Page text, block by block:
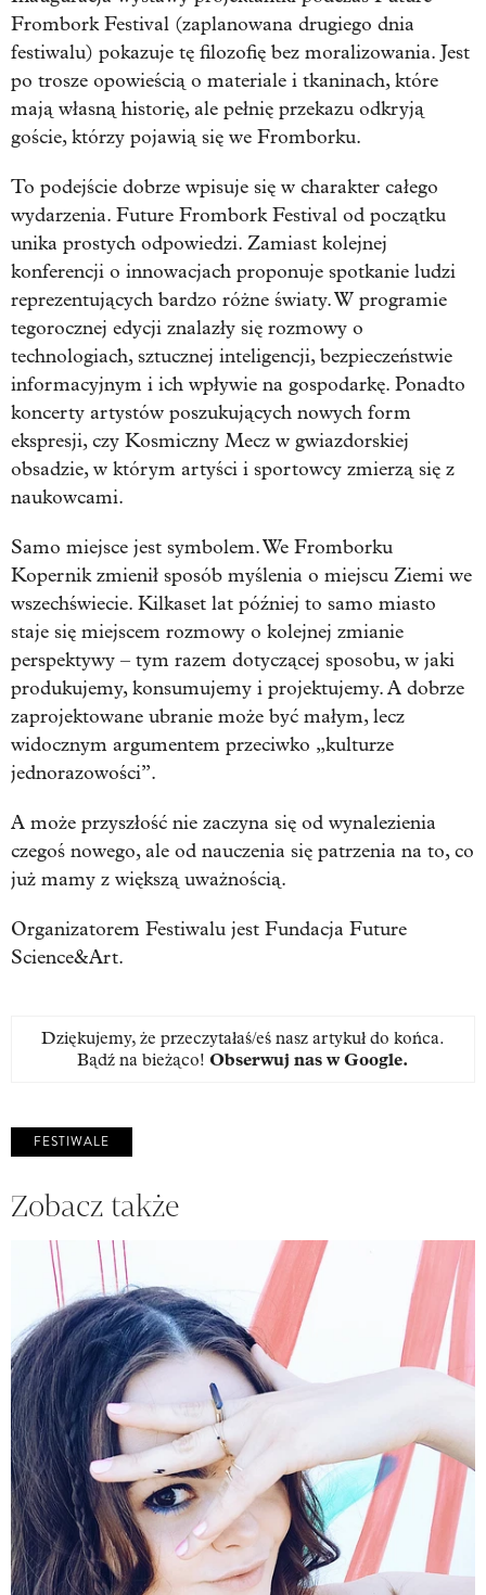
Frombork Festival (zaplanowana drugiego dnia
festiwalu) pokazuje tę filozofię bez moralizowania. Jest
po trosze opowieścią o materiale i tkaninach, które
mają własną historię, ale pełnię przekazu odkryją
goście, którzy pojawią się we Fromborku.
To podejście dobrze wpisuje się w charakter całego
wydarzenia. Future Frombork Festival od początku
unika prostych odpowiedzi. Zamiast kolejnej
konferencji o innowacjach proponuje spotkanie ludzi
reprezentujących bardzo różne światy. W programie
tegorocznej edycji znalazły się rozmowy o
technologiach, sztucznej inteligencji, bezpieczeństwie
informacyjnym i ich wpływie na gospodarkę. Ponadto
koncerty artystów poszukujących nowych form
ekspresji, czy Kosmiczny Mecz w gwiazdorskiej
obsadzie, w którym artyści i sportowcy zmierzą się z
naukowcami.
Samo miejsce jest symbolem. We Fromborku
Kopernik zmienił sposób myślenia o miejscu Ziemi we
wszechświecie. Kilkaset lat później to samo miasto
staje się miejscem rozmowy o kolejnej zmianie
perspektywy – tym razem dotyczącej sposobu, w jaki
produkujemy, konsumujemy i projektujemy. A dobrze
zaprojektowane ubranie może być małym, lecz
widocznym argumentem przeciwko „kulturze
jednorazowości”.
A może przyszłość nie zaczyna się od wynalezienia
czegoś nowego, ale od nauczenia się patrzenia na to, co
już mamy z większą uważnością.
Organizatorem Festiwalu jest Fundacja Future
Science&Art.
Dziękujemy, że przeczytałaś/eś nasz artykuł do końca.
Bądź na bieżąco! Obserwuj nas w Google.
FESTIWALE
Zobacz także